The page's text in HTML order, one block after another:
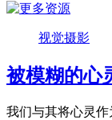
视觉摄影
被模糊的心
我们与其将心灵